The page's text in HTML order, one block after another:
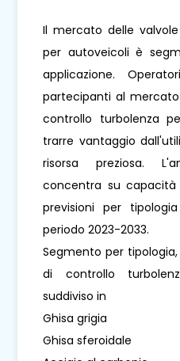
Il mercato delle
per autoveicoli è
applicazione.
partecipanti al
controllo turbolenza
trarre vantaggio
risorsa preziosa.
concentra su
previsioni per
periodo 2023-2033.
Segmento per
di controllo
suddiviso in
Ghisa grigia
Ghisa sferoidale